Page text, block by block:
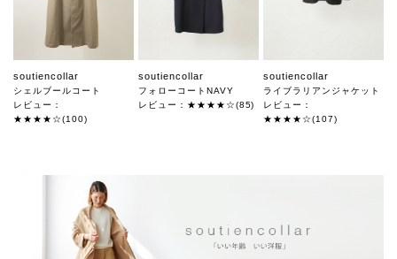
soutiencollar
シェルブールコート
レビュー：
★★★★☆(100)
soutiencollar
フォローコートNAVY
レビュー：★★★★☆(85)
soutiencollar
ライブラリアンジャケット
レビュー：
★★★★☆(107)